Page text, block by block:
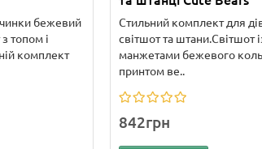
бежевий
топом і
комплект
Стильний комплект для
світшот та штани.Світшот
манжетами бежевого
принтом ве..
842грн